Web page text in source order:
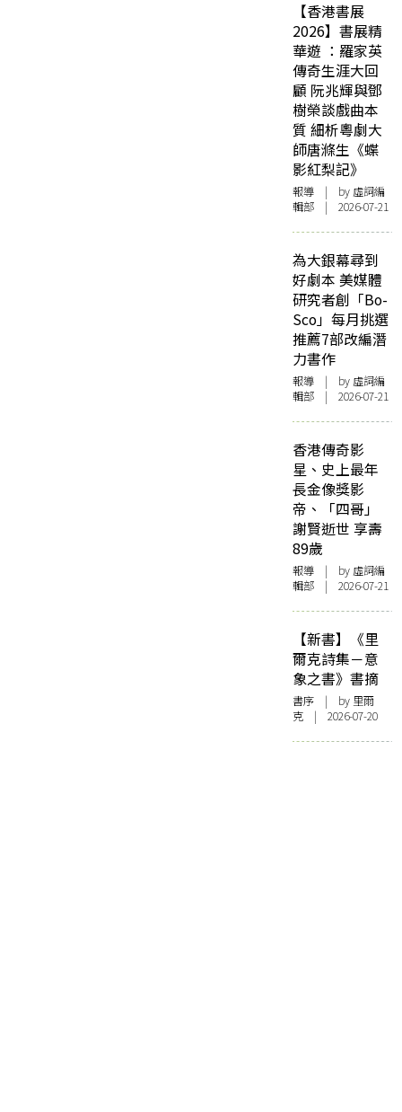
【香港書展
2026】書展精
華遊 ：羅家英
傳奇生涯大回
顧 阮兆輝與鄧
樹榮談戲曲本
質 細析粵劇大
師唐滌生《蝶
影紅梨記》
報導 | by 虛詞編
輯部 | 2026-07-21
為大銀幕尋到
好劇本 美媒體
研究者創「Bo-
Sco」每月挑選
推薦7部改編潛
力書作
報導 | by 虛詞編
輯部 | 2026-07-21
香港傳奇影
星、史上最年
長金像獎影
帝、「四哥」
謝賢逝世 享壽
89歲
報導 | by 虛詞編
輯部 | 2026-07-21
【新書】《里
爾克詩集－意
象之書》書摘
書序 | by 里爾
克 | 2026-07-20